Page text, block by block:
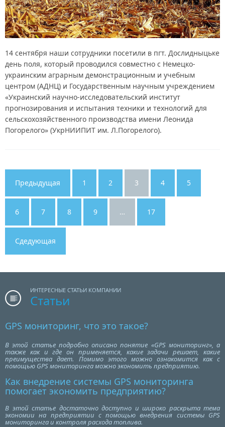
14 сентября наши сотрудники посетили в пгт. Дослидныцьке
день поля, который проводился совместно с Немецко-
украинским аграрным демонстрационным и учебным
центром (АДНЦ) и Государственным научным учреждением
«Украинский научно-исследовательский институт
прогнозирования и испытания техники и технологий для
сельскохозяйственного производства имени Леонида
Погорелого» (УкрНИИПИТ им. Л.Погорелого).
Предыдущая 1 2 3 4 5
6 7 8 9 … 17
Сдедующая
ИНТЕРЕСНЫЕ СТАТЬИ КОМПАНИИ
Статьи
GPS мониторинг, что это такое?
В этой статье подробно описано понятие «GPS мониторинг», а
также как и где он применяется, какие задачи решает, какие
преимущества дает. Помимо этого можно ознакомится как с
помощью GPS мониторинга можно экономить предприятию.
Как внедрение системы GPS мониторинга
помогает экономить предприятию?
В этой статье достаточно доступно и широко раскрыта тема
экономии на предприятии с помощью внедрения системы GPS
мониторинга и контроля расхода топлива.